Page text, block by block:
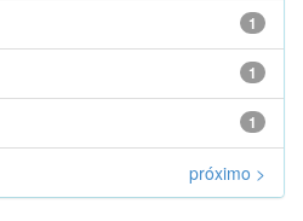
1
1
1
próximo >